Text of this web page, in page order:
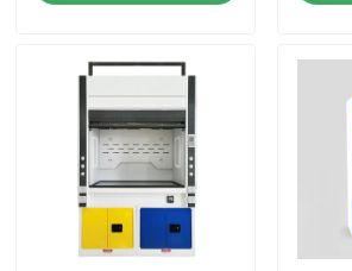
Banco dell'isola del laboratorio
Banco della parete del laboratorio
Cappuccio del vapore del